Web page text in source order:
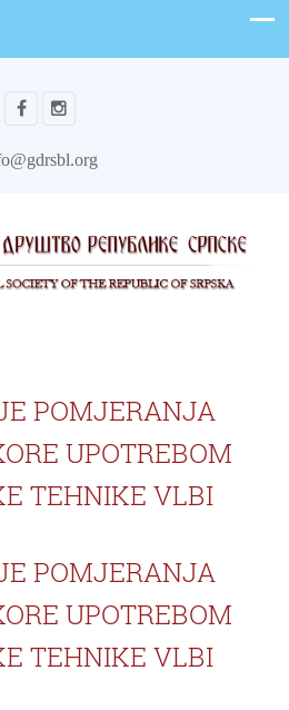
POMJERANJA
UPOTREBOM
TEHNIKE VLBI
POMJERANJA
UPOTREBOM
TEHNIKE VLBI